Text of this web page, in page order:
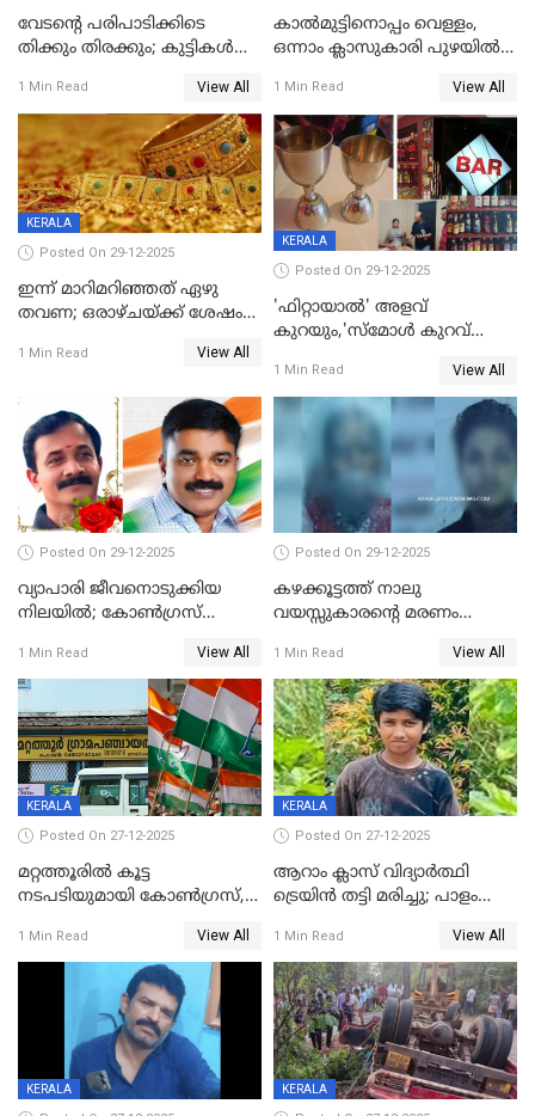
വേടന്റെ പരിപാടിക്കിടെ
തിക്കും തിരക്കും; കുട്ടികള്‍
പരിക്ക്; പാളം മറികടന്ന
യുവാവ് ട്രെയിന്‍ തട്ടി മരിച്ചു
1 Min Read View All
കാൽമുട്ടിനൊപ്പം വെള്ളം,
ഒന്നാം ക്ലാസുകാരി പുഴയിൽ
കുട്ടികൾക്കൊപ്പം
കളിക്കുന്നതിനിടെ
1 Min Read View All
KERALA
Posted On 29-12-2025
ഇന്ന് മാറിമറിഞ്ഞത് ഏഴു
തവണ; ഒരാഴ്ചയ്ക്ക് ശേഷം
1 Min Read View All
KERALA
Posted On 29-12-2025
'ഫിറ്റായാൽ' അളവ്
കുറയും,'സ്‌മോൾ കുറവ്
പിഴ
1 Min Read View All
Posted On 29-12-2025
വ്യാപാരി ജീവനൊടുക്കിയ
നിലയില്‍; കോണ്‍ഗ്രസ്
മാനസികപീഡനമെന്ന് കുറിപ്പ്
1 Min Read View All
Posted On 29-12-2025
കഴക്കൂട്ടത്ത് നാലു
വയസ്സുകാരന്റെ മരണം
സുഹൃത്തും പൊലീസ്
കസ്റ്റഡിയിൽ
1 Min Read View All
KERALA
Posted On 27-12-2025
മറ്റത്തൂരിൽ കൂട്ട
നടപടിയുമായി കോണ്‍ഗ്രസ്,
എട്ട് പേര്‍ ഉള്‍പ്പെടെ
പത്തുപേരെ പുറത്താക്കി,
ചൊവ്വന്നൂരിലും നടപടി
1 Min Read View All
KERALA
Posted On 27-12-2025
ആറാം ക്ലാസ് വിദ്യാർത്ഥി
ട്രെയിൻ തട്ടി മരിച്ചു; പാളം
അപകടം മലപ്പുറത്ത്
1 Min Read View All
KERALA KERALA